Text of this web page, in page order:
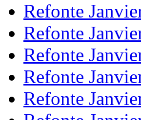
Refonte
Refonte
Refonte
Refonte
Refonte